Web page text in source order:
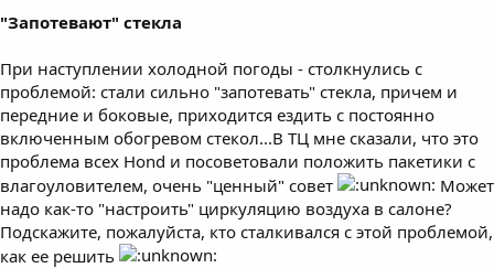
"Запотевают" стекла
При наступлении холодной погоды - столкнулись с
проблемой: стали сильно "запотевать" стекла, причем и
передние и боковые, приходится ездить с постоянно
включенным обогревом стекол...В ТЦ мне сказали, что это
проблема всех Hond и посоветовали положить пакетики с
влагоуловителем, очень "ценный" совет
Может
надо как-то "настроить" циркуляцию воздуха в салоне?
Подскажите, пожалуйста, кто сталкивался с этой проблемой,
как ее решить